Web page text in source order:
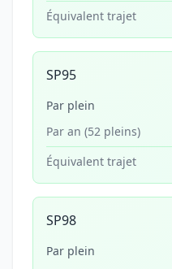
Équivalent trajet
SP95
Par plein
Par an (52 pleins)
Équivalent trajet
SP98
Par plein